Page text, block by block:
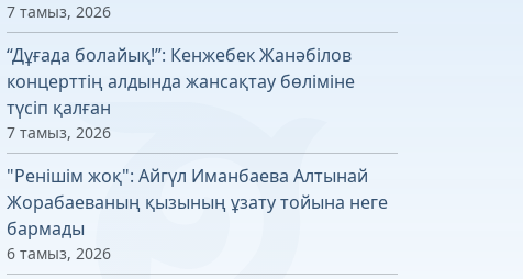
7 тамыз, 2026
“Дұғада болайық!”: Кенжебек Жанәбілов
концерттің алдында жансақтау бөліміне
түсіп қалған
7 тамыз, 2026
"Ренішім жоқ": Айгүл Иманбаева Алтынай
Жорабаеваның қызының ұзату тойына неге
бармады
6 тамыз, 2026